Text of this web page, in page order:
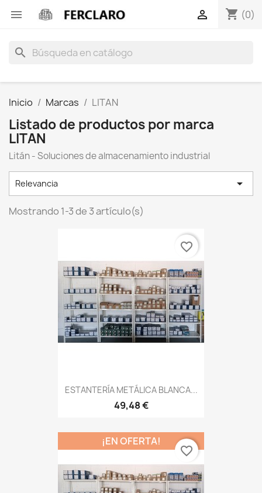
 shopping_cart (0)

search
Inicio Marcas LITAN
Listado de productos por marca
LITAN
Litán - Soluciones de almacenamiento industrial
Relevancia 
Mostrando 1-3 de 3 artículo(s)
ESTANTERÍA METÁLICA BLANCA...
49,48 €
favorite_border
¡EN OFERTA!
favorite_border